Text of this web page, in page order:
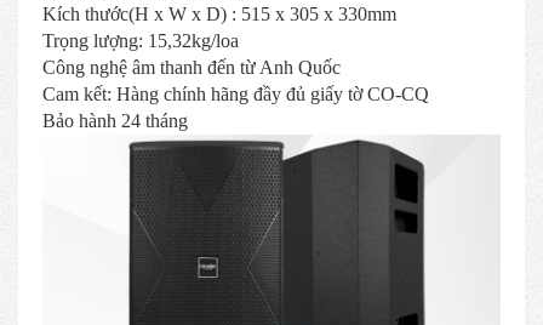
Kích thước(H x W x D) : 515 x 305 x 330mm
Trọng lượng: 15,32kg/loa
Công nghệ âm thanh đến từ Anh Quốc
Cam kết: Hàng chính hãng đầy đủ giấy tờ CO-CQ
Bảo hành 24 tháng